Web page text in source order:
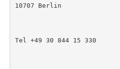
10707 Berlin
Tel +49 30 844 15 330